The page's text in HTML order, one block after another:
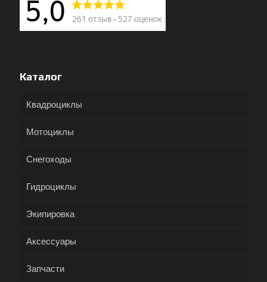
Каталог
Квадроциклы
Мотоциклы
Снегоходы
Гидроциклы
Экипировка
Аксессуары
Запчасти